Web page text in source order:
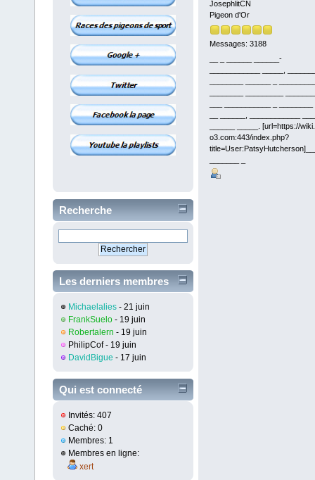
Recherche
Les derniers membres
inscrit
Michaelalies - 21 juin
FrankSuelo - 19 juin
Robertalern - 19 juin
PhilipCof- 19 juin
DavidBigue - 17 juin
Qui est connecté
Invités: 407
Caché: 0
Membres: 1
Membres en ligne:
xert
JosephlitCN
Pigeon d'Or
Messages: 3188
__ _ ______ ______-
______ _____. [url=https://
o3.com:443/index.php?